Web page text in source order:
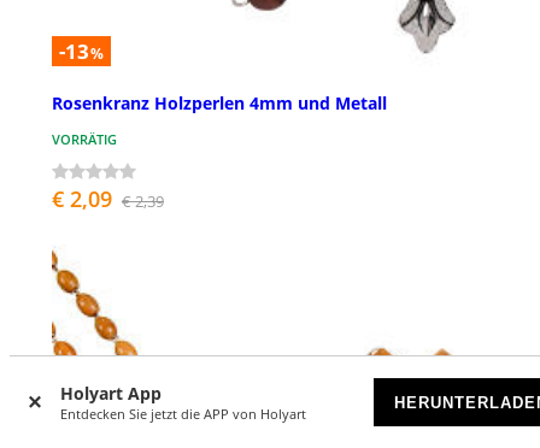
Holyart App
Entdecken Sie jetzt die APP von Holyart
-13%
Rosenkranz Holzperlen 4mm und Metall
VORRÄTIG
€ 2,09 € 2,39